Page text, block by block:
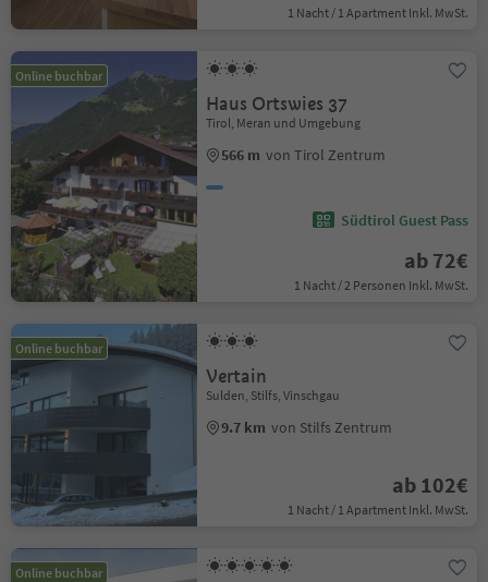
1 Nacht / 1 Apartment Inkl. MwSt.
Online buchbar
Haus Ortswies 37
Tirol, Meran und Umgebung
566 m von Tirol Zentrum
Südtirol Guest Pass
ab 72€
1 Nacht / 2 Personen Inkl. MwSt.
Online buchbar
Vertain
Sulden, Stilfs, Vinschgau
9.7 km von Stilfs Zentrum
ab 102€
1 Nacht / 1 Apartment Inkl. MwSt.
Online buchbar